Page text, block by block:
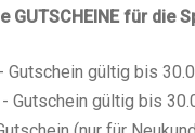
GUTSCHEINE für die
Gutschein gültig bis
Gutschein gültig bis